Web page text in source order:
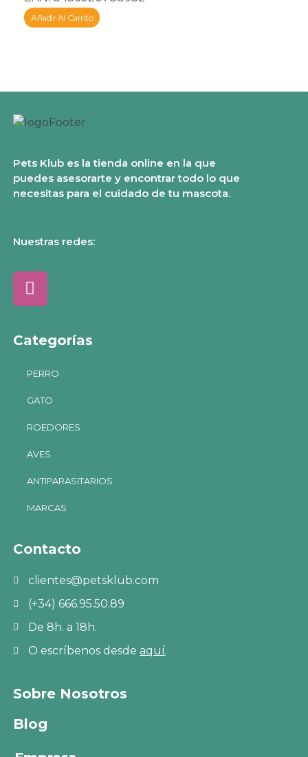
Añadir Al Carrito
Pets Klub es la tienda online en la que
puedes asesorarte y encontrar todo lo que
necesitas para el cuidado de tu mascota.
Nuestras redes:
Categorías
PERRO
GATO
ROEDORES
AVES
ANTIPARASITARIOS
MARCAS
Contacto
clientes@petsklub.com
(+34) 666.95.50.89
De 8h. a 18h.
O escríbenos desdeaquí.
Sobre Nosotros
Blog